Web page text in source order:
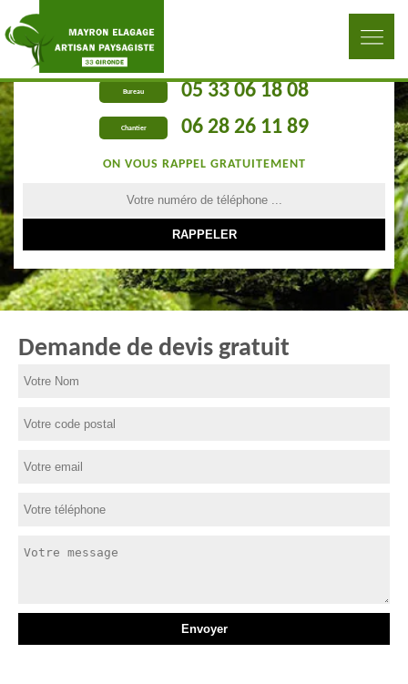
Bureau 05 33 06 18 08
Chantier 06 28 26 11 89
ON VOUS RAPPEL GRATUITEMENT
Demande de devis gratuit